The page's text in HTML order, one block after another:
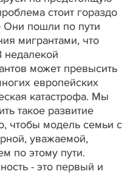
стоит гораздо
Они пошли по пути
мигрантами, что
недалекой
может превысить
европейских
катастрофа. Мы
такое развитие
чтобы модель семьи с
уважаемой,
по этому пути.
- это первый и